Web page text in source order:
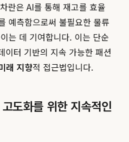
란은 AI를 통해 재고를 효율
예측함으로써 불필요한 물류
는 데 기여합니다. 이는 단순
이터 기반의 지속 가능한 패션
래 지향적 접근법입니다.
도화를 위한 지속적인